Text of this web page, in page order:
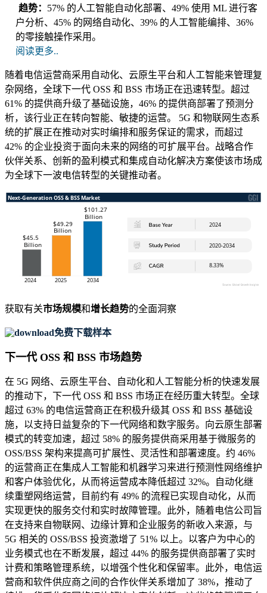
趋势： 57% 的人工智能自动化部署、49% 使用 ML 进行客
户分析、45% 的网络自动化、39% 的人工智能编排、36%
的零接触操作采用。
阅读更多..
随着电信运营商采用自动化、云原生平台和人工智能来管理复
杂网络，全球下一代 OSS 和 BSS 市场正在迅速转型。超过
61% 的提供商升级了基础设施，46% 的提供商部署了预测分
析，该行业正在转向智能、敏捷的运营。 5G 和物联网生态系
统的扩展正在推动对实时编排和服务保证的需求，而超过
42% 的企业投资于面向未来的网络的可扩展平台。战略合作
伙伴关系、创新的盈利模式和集成自动化解决方案使该市场成
为全球下一波电信转型的关键推动者。
获取有关市场规模和增长趋势的全面洞察
免费下载样本
下一代 OSS 和 BSS 市场趋势
在 5G 网络、云原生平台、自动化和人工智能分析的快速发展
的推动下，下一代 OSS 和 BSS 市场正在经历重大转型。全球
超过 63% 的电信运营商正在积极升级其 OSS 和 BSS 基础设
施，以支持日益复杂的下一代网络和数字服务。向云原生部署
模式的转变加速，超过 58% 的服务提供商采用基于微服务的
OSS/BSS 架构来提高可扩展性、灵活性和部署速度。约 46%
的运营商正在集成人工智能和机器学习来进行预测性网络维护
和客户体验优化，从而将运营成本降低超过 32%。自动化继
续重塑网络运营，目前约有 49% 的流程已实现自动化，从而
实现更快的服务交付和实时故障管理。此外，随着电信公司旨
在支持来自物联网、边缘计算和企业服务的新收入来源，与
5G 相关的 OSS/BSS 投资激增了 51% 以上。以客户为中心的
业务模式也在不断发展，超过 44% 的服务提供商部署了实时
计费和策略管理系统，以增强个性化和保留率。此外，电信运
营商和软件供应商之间的合作伙伴关系增加了 38%，推动了